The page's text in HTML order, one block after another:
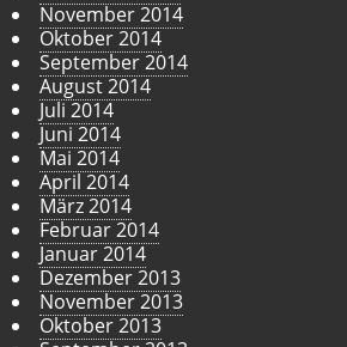
November 2014
Oktober 2014
September 2014
August 2014
Juli 2014
Juni 2014
Mai 2014
April 2014
März 2014
Februar 2014
Januar 2014
Dezember 2013
November 2013
Oktober 2013